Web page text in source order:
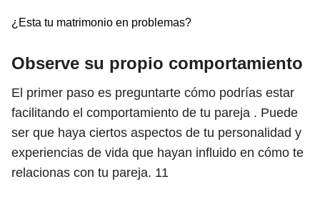
¿Esta tu matrimonio en problemas?
Observe su propio comportamiento
El primer paso es preguntarte cómo podrías estar
facilitando el comportamiento de tu pareja . Puede
ser que haya ciertos aspectos de tu personalidad y
experiencias de vida que hayan influido en cómo te
relacionas con tu pareja. 11